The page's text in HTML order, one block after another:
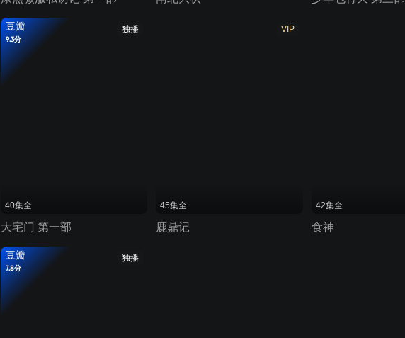
独播
豆瓣
9.3分
40集全
大宅门 第一部
VIP
45集全
鹿鼎记
42集全
食神
独播
豆瓣
7.8分